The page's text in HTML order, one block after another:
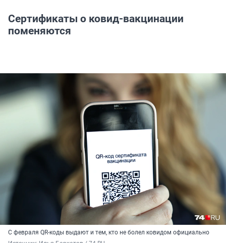
Сертификаты о ковид-вакцинации
поменяются
С февраля QR-коды выдают и тем, кто не болел ковидом официально